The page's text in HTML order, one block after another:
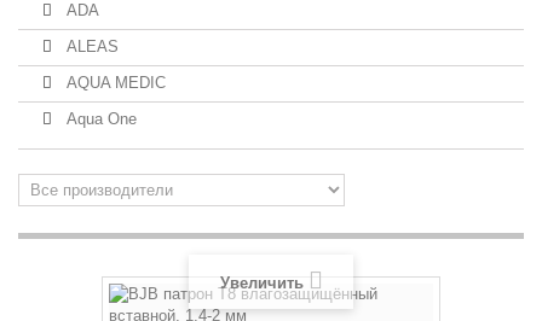
ADA
ALEAS
AQUA MEDIC
Aqua One
Увеличить